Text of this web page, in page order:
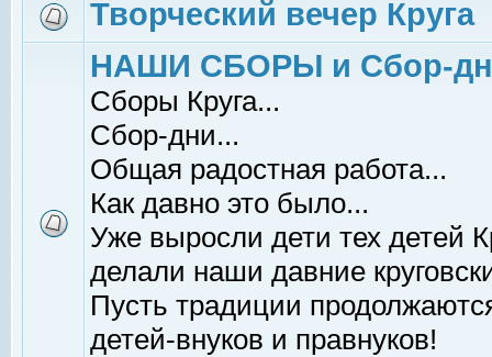
Творческий вечер Круга
НАШИ СБОРЫ и Сбор-
Сборы Круга...
Сбор-дни...
Общая радостная работа...
Как давно это было...
Уже выросли дети тех детей
делали наши давние
Пусть традиции
детей-внуков и правнуков!